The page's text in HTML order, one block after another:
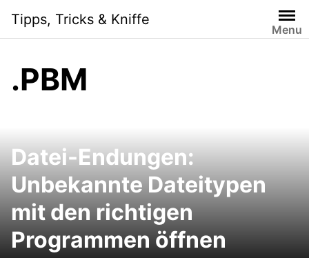
content
Tipps, Tricks & Kniffe
Menu
.PBM
Datei-Endungen:
Unbekannte Dateitypen
mit den richtigen
Programmen öffnen